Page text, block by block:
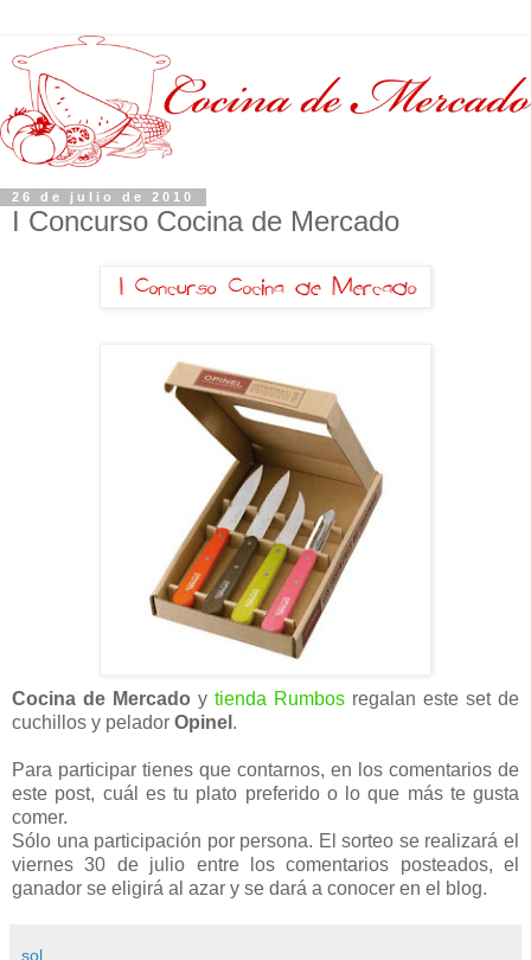
26 de julio de 2010
I Concurso Cocina de Mercado
Cocina de Mercado y tienda Rumbos regalan este set de
cuchillos y pelador Opinel .
Para participar tienes que contarnos, en los comentarios de
este post, cuál es tu plato preferido o lo que más te gusta
comer.
Sólo una participación por persona. El sorteo se realizará el
viernes 30 de julio entre los comentarios posteados, el
ganador se eligirá al azar y se dará a conocer en el blog.
sol